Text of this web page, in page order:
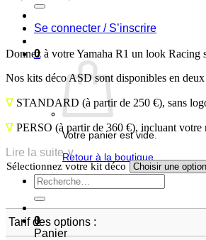
Se connecter / S’inscrire
0
Votre panier est vide.
Retour à la boutique
Recherche
pour :
0
Panier
Donnez à votre Yamaha R1 un look Racing
Nos kits déco ASD sont disponibles en
∇ STANDARD (à partir de 250 €), sans
∇ PERSO (à partir de 360 €), incluant votre
Lire la suite ∨
Sélectionnez votre kit déco
Tarif des options :